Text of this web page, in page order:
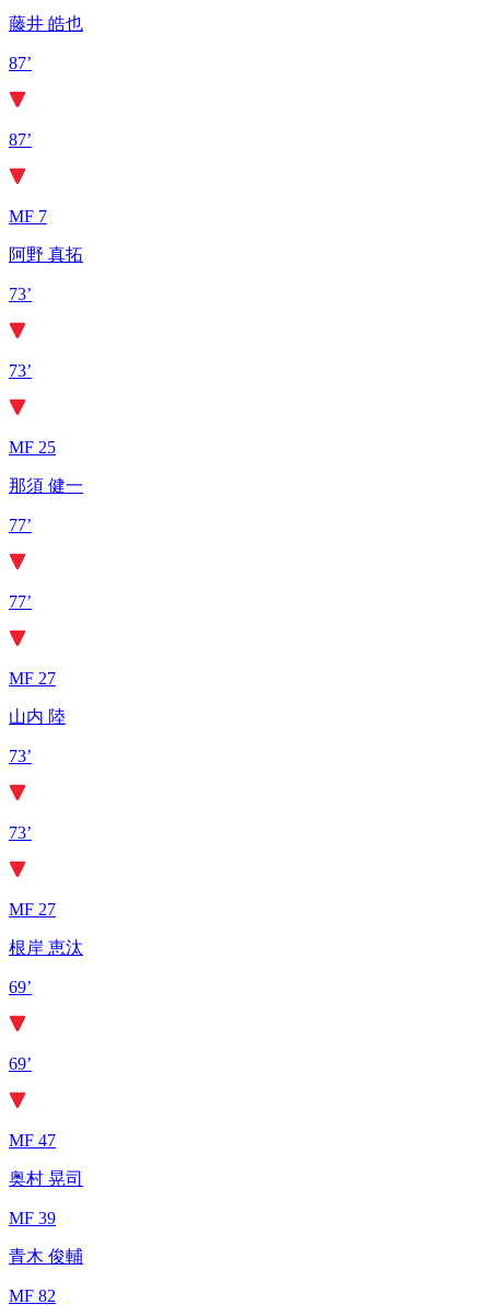
藤井 皓也
87’
87’
MF 7
阿野 真拓
73’
73’
MF 25
那須 健一
77’
77’
MF 27
山内 陸
73’
73’
MF 27
根岸 恵汰
69’
69’
MF 47
奥村 晃司
MF 39
青木 俊輔
MF 82